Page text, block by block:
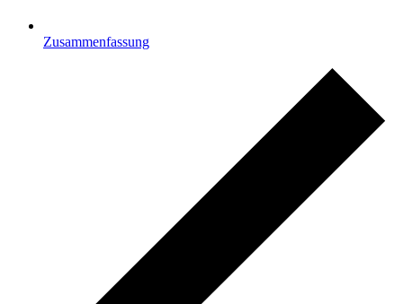
Zusammenfassung